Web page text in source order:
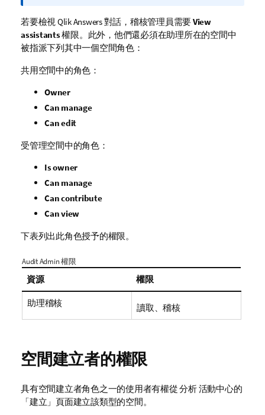
若要檢視 Qlik Answers對話，稽核管理員需要View
assistants權限。此外，他們還必須在助理所在的空間中
被指派下列其中一個空間角色：
共用空間中的角色：
Owner
Can manage
Can edit
受管理空間中的角色：
Is owner
Can manage
Can contribute
Can view
下表列出此角色授予的權限。
Audit Admin 權限
資源 權限
助理稽核 讀取、稽核
空間建立者的權限
具有空間建立者角色之一的使用者有權從分析活動中心的
「建立」頁面建立該類型的空間。